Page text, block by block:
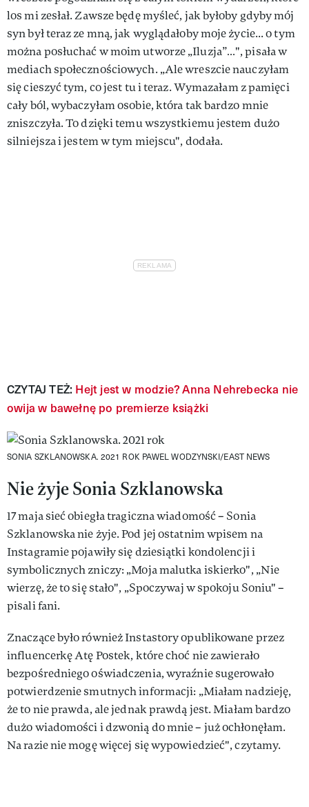
los mi zesłał. Zawsze będę myśleć, jak byłoby gdyby mój
syn był teraz ze mną, jak wyglądałoby moje życie... o tym
można posłuchać w moim utworze „Iluzja”…", pisała w
mediach społecznościowych. „Ale wreszcie nauczyłam
się cieszyć tym, co jest tu i teraz. Wymazałam z pamięci
cały ból, wybaczyłam osobie, która tak bardzo mnie
zniszczyła. To dzięki temu wszystkiemu jestem dużo
silniejsza i jestem w tym miejscu", dodała.
CZYTAJ TEŻ: Hejt jest w modzie? Anna Nehrebecka nie
owija w bawełnę po premierze książki
SONIA SZKLANOWSKA. 2021 ROK PAWEL WODZYNSKI/EAST NEWS
Nie żyje Sonia Szklanowska
17 maja sieć obiegła tragiczna wiadomość – Sonia
Szklanowska nie żyje. Pod jej ostatnim wpisem na
Instagramie pojawiły się dziesiątki kondolencji i
symbolicznych zniczy: „Moja malutka iskierko", „Nie
wierzę, że to się stało", „Spoczywaj w spokoju Soniu" –
pisali fani.
Znaczące było również Instastory opublikowane przez
influencerkę Atę Postek, które choć nie zawierało
bezpośredniego oświadczenia, wyraźnie sugerowało
potwierdzenie smutnych informacji: „Miałam nadzieję,
że to nie prawda, ale jednak prawdą jest. Miałam bardzo
dużo wiadomości i dzwonią do mnie – już ochłonęłam.
Na razie nie mogę więcej się wypowiedzieć", czytamy.